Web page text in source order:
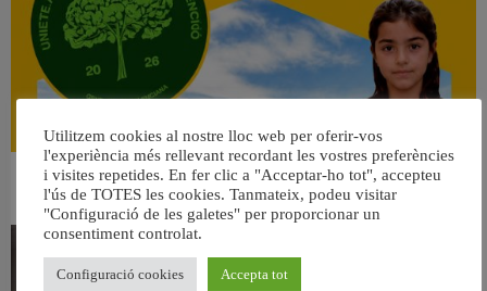
👀 Una mirada atenta puede marcar la diferencia.
31 juliol, 2026
Utilitzem cookies al nostre lloc web per oferir-vos
l'experiència més rellevant recordant les vostres preferències
i visites repetides. En fer clic a "Acceptar-ho tot", accepteu
l'ús de TOTES les cookies. Tanmateix, podeu visitar
"Configuració de les galetes" per proporcionar un
consentiment controlat.
Configuració cookies Accepta tot